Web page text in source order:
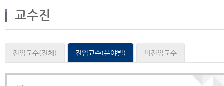
교수진
전임교수(전체) 전임교수(분야별) 비전임교수